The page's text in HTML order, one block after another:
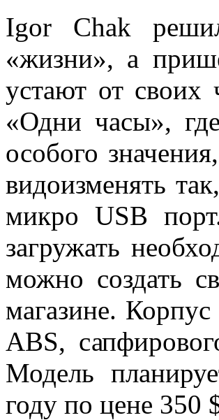
Igor Chak
«жизни», а
устают от своих
«Одни часы»,
особого
видоизменять
микро USB
загружать
можно создать
магазине. Корпус
ABS,
Модель
году по цене 350